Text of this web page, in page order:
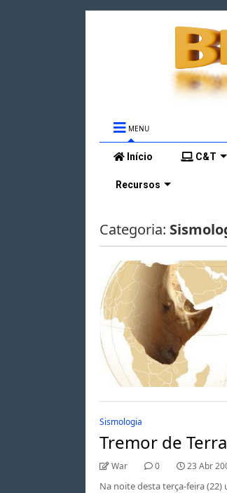
MENU
Início C&T
Recursos
Categoria:
Sismologia
Tremor de
War 0 23 Abr
Na noite desta terça-feira